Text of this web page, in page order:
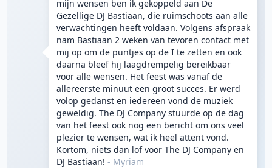
mijn wensen ben ik gekoppeld aan De
Gezellige DJ Bastiaan, die ruimschoots aan alle
verwachtingen heeft voldaan. Volgens afspraak
nam Bastiaan 2 weken van tevoren contact met
mij op om de puntjes op de I te zetten en ook
daarna bleef hij laagdrempelig bereikbaar
voor alle wensen. Het feest was vanaf de
allereerste minuut een groot succes. Er werd
volop gedanst en iedereen vond de muziek
geweldig. The DJ Company stuurde op de dag
van het feest ook nog een bericht om ons veel
plezier te wensen, wat ik heel attent vond.
Kortom, niets dan lof voor The DJ Company en
DJ Bastiaan! - Myriam